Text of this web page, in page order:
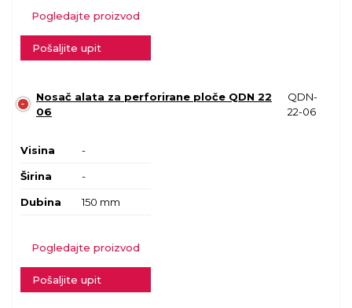
Pogledajte proizvod
Pošaljite upit
Nosač alata za perforirane ploče QDN 22
06
QDN-
22-06
Visina -
Širina -
Dubina 150 mm
Pogledajte proizvod
Pošaljite upit